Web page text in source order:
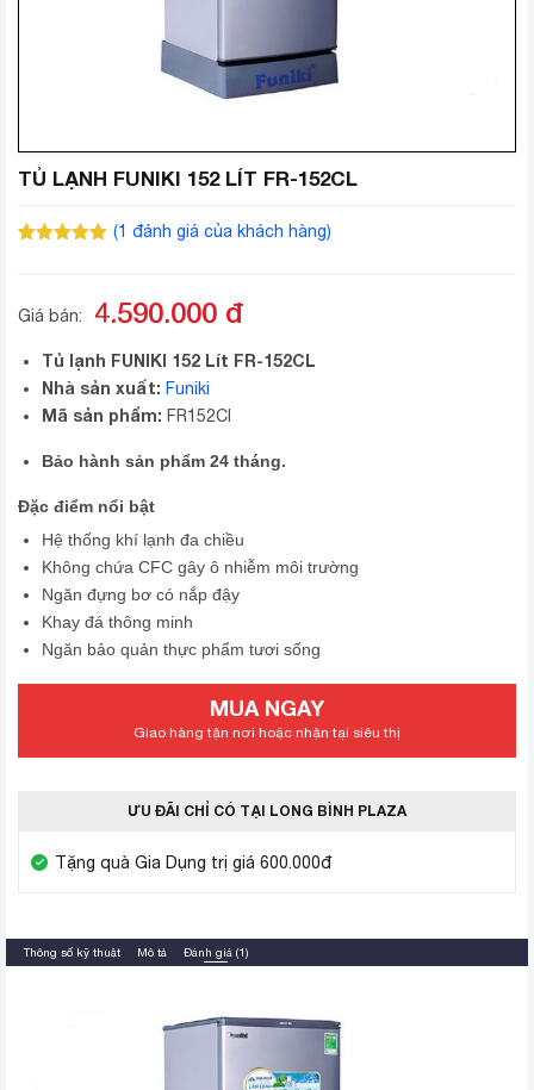
TỦ LẠNH FUNIKI 152 LÍT FR-152CL
(1 đánh giá của khách hàng)
Giá bán: 4.590.000 đ
Tủ lạnh FUNIKI 152 Lít FR-152CL
Nhà sản xuất: Funiki
Mã sản phẩm: FR152CI
Bảo hành sản phẩm 24 tháng.
Đặc điểm nổi bật
Hệ thống khí lạnh đa chiều
Không chứa CFC gây ô nhiễm môi trường
Ngăn đựng bơ có nắp đậy
Khay đá thông minh
Ngăn bảo quản thực phẩm tươi sống
MUA NGAY
Giao hàng tận nơi hoặc nhận tại siêu thị
ƯU ĐÃI CHỈ CÓ TẠI LONG BÌNH PLAZA
Tặng quà Gia Dụng trị giá 600.000đ
Thông số kỹ thuật Mô tả Đánh giá (1)